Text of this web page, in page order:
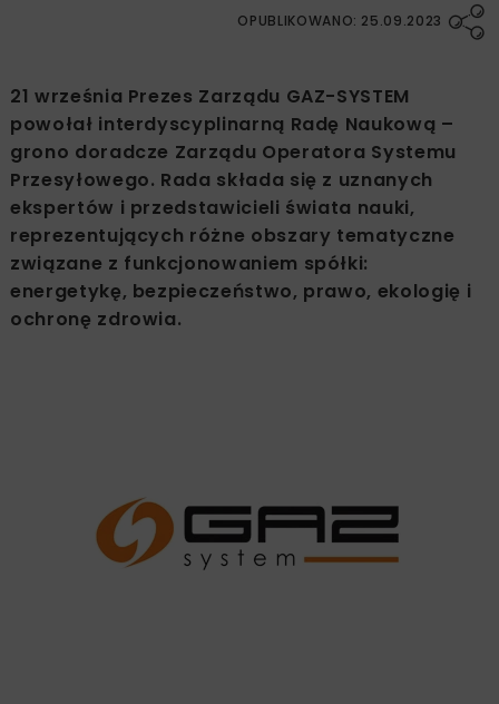
OPUBLIKOWANO: 25.09.2023
21 września Prezes Zarządu GAZ-SYSTEM
powołał interdyscyplinarną Radę Naukową –
grono doradcze Zarządu Operatora Systemu
Przesyłowego. Rada składa się z uznanych
ekspertów i przedstawicieli świata nauki,
reprezentujących różne obszary tematyczne
związane z funkcjonowaniem spółki:
energetykę, bezpieczeństwo, prawo, ekologię i
ochronę zdrowia.